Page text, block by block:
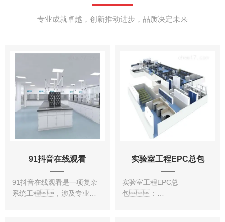
专业成就卓越，创新推动进步，品质决定未来
91抖音在线观看
91抖音在线观看是一项复杂
系统工程，涉及专业众
实验室工程EPC总包
实验室工程EPC总
包：